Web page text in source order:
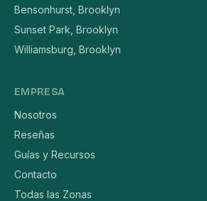
Bensonhurst, Brooklyn
Sunset Park, Brooklyn
Williamsburg, Brooklyn
EMPRESA
Nosotros
Reseñas
Guías y Recursos
Contacto
Todas las Zonas